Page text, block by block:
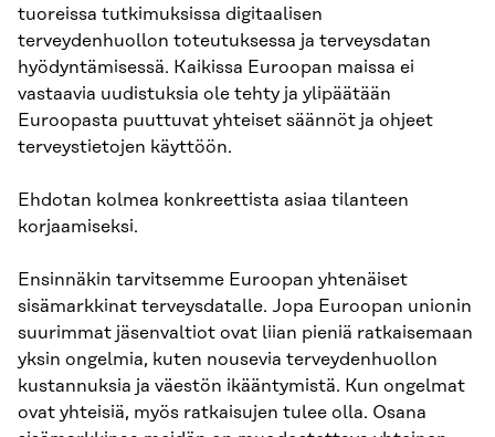
tuoreissa tutkimuksissa digitaalisen
terveydenhuollon toteutuksessa ja terveysdatan
hyödyntämisessä. Kaikissa Euroopan maissa ei
vastaavia uudistuksia ole tehty ja ylipäätään
Euroopasta puuttuvat yhteiset säännöt ja ohjeet
terveystietojen käyttöön.
Ehdotan kolmea konkreettista asiaa tilanteen
korjaamiseksi.
Ensinnäkin tarvitsemme Euroopan yhtenäiset
sisämarkkinat terveysdatalle. Jopa Euroopan unionin
suurimmat jäsenvaltiot ovat liian pieniä ratkaisemaan
yksin ongelmia, kuten nousevia terveydenhuollon
kustannuksia ja väestön ikääntymistä. Kun ongelmat
ovat yhteisiä, myös ratkaisujen tulee olla. Osana